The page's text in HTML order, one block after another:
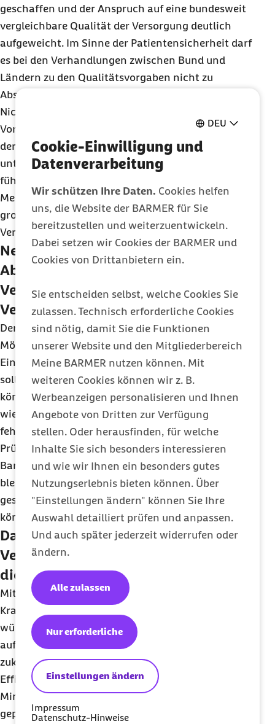
DEU
Cookie-Einwilligung und
Datenverarbeitung
Wir schützen Ihre Daten. Cookies helfen
uns, die Website der BARMER für Sie
bereitzustellen und weiterzuentwickeln.
Dabei setzen wir Cookies der BARMER und
Cookies von Drittanbietern ein.
Sie entscheiden selbst, welche Cookies Sie
zulassen. Technisch erforderliche Cookies
sind nötig, damit Sie die Funktionen
unserer Website und den Mitgliederbereich
Meine BARMER nutzen können. Mit
weiteren Cookies können wir z. B.
Werbeanzeigen personalisieren und Ihnen
Angebote von Dritten zur Verfügung
stellen. Oder herausfinden, für welche
Inhalte Sie sich besonders interessieren
und wie wir Ihnen ein besonders gutes
Nutzungserlebnis bieten können. Über
"Einstellungen ändern" können Sie Ihre
Auswahl detailliert prüfen und anpassen.
Und auch später jederzeit widerrufen oder
ändern.
Einstellungen ändern
Nur erforderliche
Alle zulassen
Impressum
Datenschutz-Hinweise
geschaffen und der Anspruch auf eine bundesweit
vergleichbare Qualität der Versorgung deutlich
aufgeweicht. Im Sinne der Patientensicherheit darf
es bei den Verhandlungen zwischen Bund und
Ländern zu den Qualitätsvorgaben nicht zu
Abstrichen kommen.
Nicht konsistent erscheint auch die geplante
Vorhaltefinanzierung für Krankenhäuser: So sieht
der Gesetzentwurf zahlreiche Zuschläge für
unterschiedliche Leistungsbereiche vor. Diese
führen nicht nur zu erheblichen jährlichen
Mehrkosten für die Versicherten, sondern auch zu
großem bürokratischen Mehraufwand bei den
Verhandlungen vor Ort.
Neuregelung zu
Abrechnungsprüfungen führt zu
Verschwendung von
Versichertengeldern
Der Medizinische Dienst hat bislang die
Möglichkeit, Rechnungen der Krankenhäuser im
Einzelfall auf ihre Richtigkeit zu prüfen. In Zukunft
sollen nur noch Stichproben erlaubt sein. Dies
könnte bedeuten, dass Krankenkassen nicht mehr
wie bisher auffällige oder offensichtlich
fehlerhafte Rechnungen aufgreifen und einer
Prüfung unterziehen dürften. Nach Auffassung der
Barmer müssen die Einzelfallprüfungen erhalten
bleiben, um dem Wirtschaftlichkeitsgebot in der
gesetzlichen Krankenversicherung entsprechen zu
können.
Das Reformgesetz treibt Kosten für
Versicherte und Arbeitgeber weiter in
die Höhe
Mit dem
Krankenhausversorgungsverbesserungsgesetz
würden erhebliche finanzielle Mehrbelastungen
auf die gesetzliche Krankenversicherung
zukommen. DasBMGstellt mögliche
Effizienzgewinne beziehungsweise
Minderausgaben durch die Neuregelungen des
geplanten Gesetzes in Aussicht. Rätselhaft bleibt,